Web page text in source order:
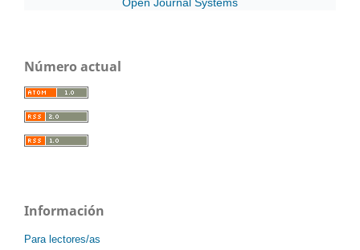
Número actual
Información
Para lectores/as